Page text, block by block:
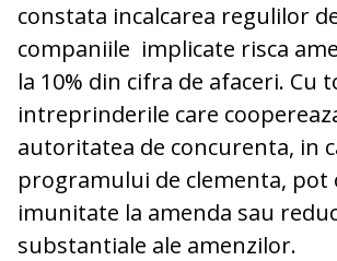
constata incalcarea regulilor
companiile implicate risca
la 10% din cifra de afaceri. Cu
intreprinderile care
autoritatea de concurenta, in
programului de clementa, pot
imunitate la amenda sau
substantiale ale amenzilor.